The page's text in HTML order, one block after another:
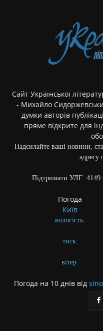
Сайт Української
- Михайло
думки авторів
пряме відкрите для
Надсилайте ваші новини,
адресу
Підтримати УЛГ: 4149
Погода
Київ
вологість:
тиск:
вітер:
Погода на 10 днів від